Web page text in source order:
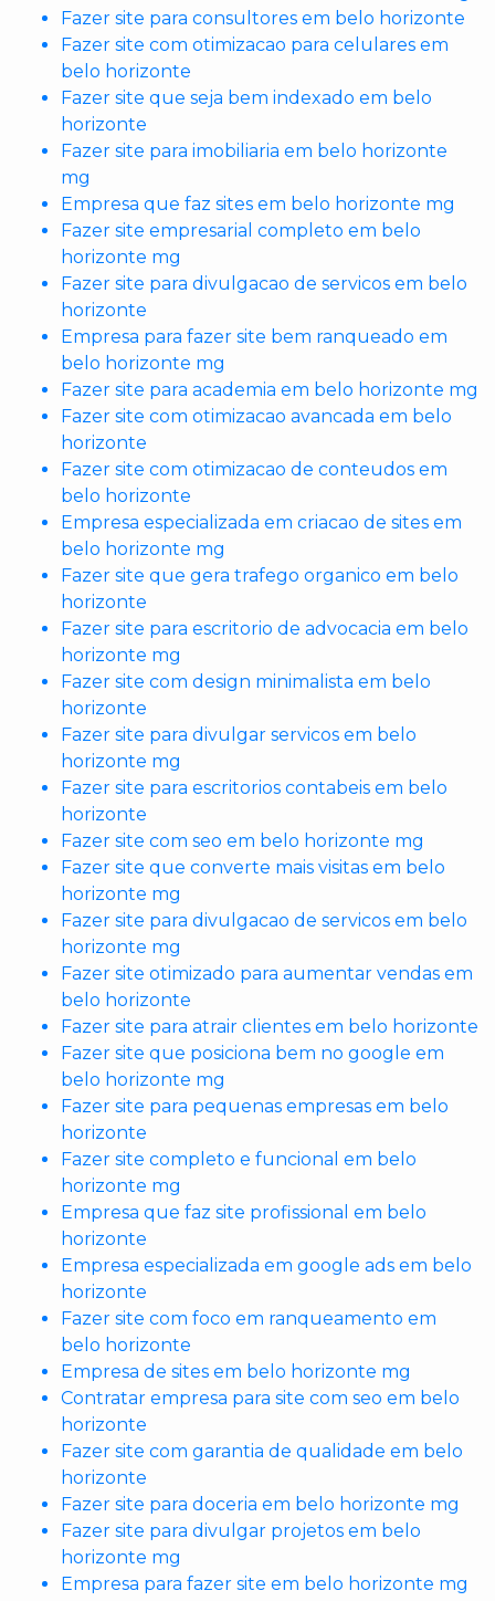
Fazer site para consultores em belo horizonte
Fazer site com otimizacao para celulares em
belo horizonte
Fazer site que seja bem indexado em belo
horizonte
Fazer site para imobiliaria em belo horizonte
mg
Empresa que faz sites em belo horizonte mg
Fazer site empresarial completo em belo
horizonte mg
Fazer site para divulgacao de servicos em belo
horizonte
Empresa para fazer site bem ranqueado em
belo horizonte mg
Fazer site para academia em belo horizonte mg
Fazer site com otimizacao avancada em belo
horizonte
Fazer site com otimizacao de conteudos em
belo horizonte
Empresa especializada em criacao de sites em
belo horizonte mg
Fazer site que gera trafego organico em belo
horizonte
Fazer site para escritorio de advocacia em belo
horizonte mg
Fazer site com design minimalista em belo
horizonte
Fazer site para divulgar servicos em belo
horizonte mg
Fazer site para escritorios contabeis em belo
horizonte
Fazer site com seo em belo horizonte mg
Fazer site que converte mais visitas em belo
horizonte mg
Fazer site para divulgacao de servicos em belo
horizonte mg
Fazer site otimizado para aumentar vendas em
belo horizonte
Fazer site para atrair clientes em belo horizonte
Fazer site que posiciona bem no google em
belo horizonte mg
Fazer site para pequenas empresas em belo
horizonte
Fazer site completo e funcional em belo
horizonte mg
Empresa que faz site profissional em belo
horizonte
Empresa especializada em google ads em belo
horizonte
Fazer site com foco em ranqueamento em
belo horizonte
Empresa de sites em belo horizonte mg
Contratar empresa para site com seo em belo
horizonte
Fazer site com garantia de qualidade em belo
horizonte
Fazer site para doceria em belo horizonte mg
Fazer site para divulgar projetos em belo
horizonte mg
Empresa para fazer site em belo horizonte mg